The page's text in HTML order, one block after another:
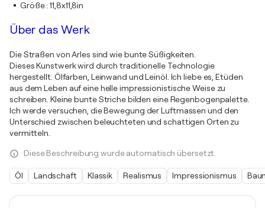
Größe:11,8x11,8in
Über das Werk
Die Straßen von Arles sind wie bunte Süßigkeiten.
Dieses Kunstwerk wird durch traditionelle Technologie
hergestellt. Ölfarben, Leinwand und Leinöl. Ich liebe es, Etüden
aus dem Leben auf eine helle impressionistische Weise zu
schreiben. Kleine bunte Striche bilden eine Regenbogenpalette.
Ich werde versuchen, die Bewegung der Luftmassen und den
Unterschied zwischen beleuchteten und schattigen Orten zu
vermitteln.
Diese Beschreibung wurde automatisch übersetzt.
Öl Landschaft Klassik Realismus Impressionismus